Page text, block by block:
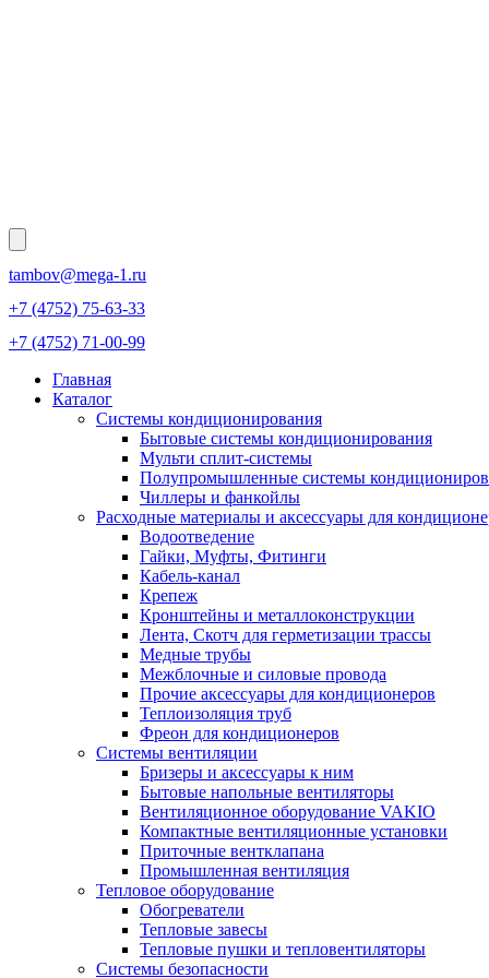
tambov@mega-1.ru
+7 (4752) 75-63-33
+7 (4752) 71-00-99
Главная
Каталог
Системы кондиционирования
Бытовые системы кондиционирования
Мульти сплит-системы
Полупромышленные системы
Чиллеры и фанкойлы
Расходные материалы и аксессуары для
Водоотведение
Гайки, Муфты, Фитинги
Кабель-канал
Крепеж
Кронштейны и металлоконструкции
Лента, Скотч для герметизации трассы
Медные трубы
Межблочные и силовые провода
Прочие аксессуары для кондиционеров
Теплоизоляция труб
Фреон для кондиционеров
Системы вентиляции
Бризеры и аксессуары к ним
Бытовые напольные вентиляторы
Вентиляционное оборудование VAKIO
Компактные вентиляционные установки
Приточные вентклапана
Промышленная вентиляция
Тепловое оборудование
Обогреватели
Тепловые завесы
Тепловые пушки и тепловентиляторы
Системы безопасности